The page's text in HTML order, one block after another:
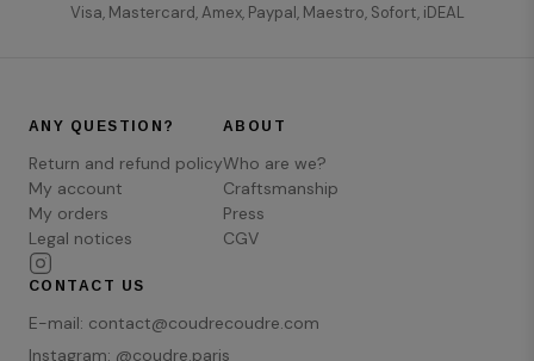
Visa, Mastercard, Amex, Paypal, Maestro, Sofort, iDEAL
ANY QUESTION?
Return and refund policy
My account
My orders
Legal notices
ABOUT
Who are we?
Craftsmanship
Press
CGV
CONTACT US
E-mail: contact@coudrecoudre.com
Instagram: @coudre.paris